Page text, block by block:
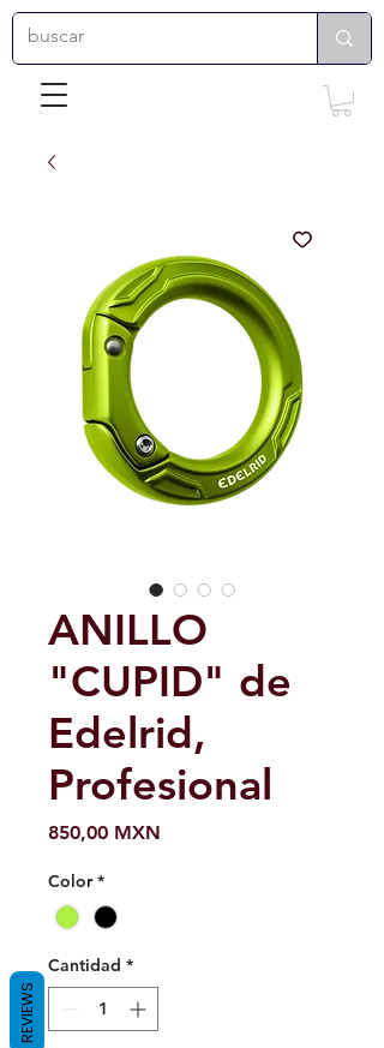
ANILLO
"CUPID" de
Edelrid,
Profesional
850,00 MXN
Color *
Cantidad *
REVIEWS